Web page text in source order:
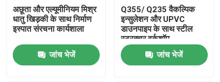
वीडियो
कारखाना भ्रमण
अछूता और एल्यूमीनियम मिश्र
धातु खिड़की के साथ निर्माण
इस्पात संरचना कार्यशाला
जांच भेजें
Q355/ Q235 वैकल्पिक
इन्सुलेशन और UPVC
डाउनपाइप के साथ स्टील
स्ट्रक्चर वर्कशॉप
जांच भेजें